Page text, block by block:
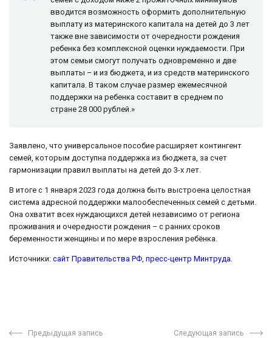
вводится возможность оформить дополнительную
выплату из материнского капитала на детей до 3 лет
также вне зависимости от очередности рождения
ребенка без комплексной оценки нуждаемости. При
этом семьи смогут получать одновременно и две
выплаты – и из бюджета, и из средств материнского
капитала. В таком случае размер ежемесячной
поддержки на ребенка составит в среднем по
стране 28 000 рублей.»
Заявлено, что универсальное пособие расширяет контингент
семей, которым доступна поддержка из бюджета, за счет
гармонизации правил выплаты на детей до 3-х лет.
В итоге с 1 января 2023 года должна быть выстроена целостная
система адресной поддержки малообеспеченных семей с детьми.
Она охватит всех нуждающихся детей независимо от региона
проживания и очередности рождения – с ранних сроков
беременности женщины и по мере взросления ребёнка.
Источники: сайт Правительства РФ пресс-центр Минтруда
Предыдущая запись Следующая запись